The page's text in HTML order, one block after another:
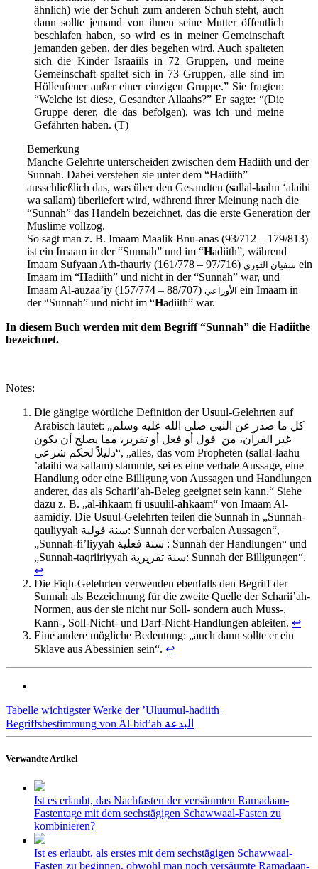
ähnlich) wie der Schuh zum anderen Schuh steht, auch
dann sollte jemand von ihnen seine Mutter öffentlich
beschlafen haben, so wird es in meiner Gemeinschaft
jemanden geben, der dies begehen wird. Auch spalteten
sich die Kinder Israaiils in 72 Gruppen, und meine
Gemeinschaft spaltet sich in 73 Gruppen, alle sind im
Höllenfeuer außer einer einzigen Gruppe.” Sie fragten:
“Welche ist diese, Gesandter Allaahs?” Er sagte: “(Die
Gruppe derer, die das befolgen), was ich und meine
Gefährten haben. (T)
Bemerkung
Manche Gelehrte unterscheiden zwischen dem Hadiith und der
Sunnah. Dabei verstehen sie unter dem “Hadiith”
ausschließlich das, was über den Gesandten (sallal-laahu ‘alaihi
wa sallam) überliefert wird, während ihrer Meinung nach die
“Sunnah” das Handeln bezeichnet, das die erste Generation der
Muslime vollzog.
So sagt man z. B. Imaam Maalik Bnu-anas (93/712 – 179/813)
ist ein Imaam in der “Sunnah” und im “Hadiith”, während
Imaam Sufyaan Ath-thauriy
سفيان الثوري
(97/716 – 161/778) ein
Imaam im “Hadiith” und nicht in der “Sunnah” war, und
Imaam Al-auzaa’iy
الأوزاعي
(88/707 – 157/774) ein Imaam in
der “Sunnah” und nicht im “Hadiith” war.
In diesem Buch werden mit dem Begriff “Sunnah” die Hadiithe
bezeichnet.
Notes:
Die gängige wörtliche Definition der Usuul-Gelehrten auf
Arabisch lautet: „كل ما صدر عن النبي صلى الله عليه وسلم
غير القرآن، من قول أو فعل أو تقرير، مما يصلح أن يكون
دليلاً لحكم شرعي“, „alles, das vom Propheten (sallal-laahu
’alaihi wa sallam) stammte, sei es eine verbale Aussage, eine
Handlung oder eine Billigung von Aussagen und Handlungen
anderer, das als Scharii’ah-Beleg geeignet sein kann.“ Siehe
dazu z. B. „al-ihkaam fi usuulil-ahkaam“ von Imaam Al-
aamidiy. Die Usuul-Gelehrten teilen die Sunnah in „Sunnah-
qauliyyah سنة قولية: Sunnah der verbalen Aus­sagen“,
„Sunnah-fi’liyyah سنة فعلية : Sunnah der Handlungen“ und
„Sunnah-taqriiriyyah سنة تقريرية: Sunnah der Billigungen“.
↩
Die Fiqh-Gelehrten verwenden ebenfalls den Begriff der
Sunnah als Bezeichnung für die zweite Quelle der Scharii’ah-
Normen, aus der sie nicht nur Soll- sondern auch Muss-,
Kann-, Soll-Nicht- und Darf-Nicht-Handlungen ableiten. ↩
Eine andere mögliche Bedeutung: „auch dann sollte er ein
Sklave aus Abessinien sein“. ↩
Tabelle wichtigster Werke der ‎’Uluumul-hadiith ‎
Begriffsbestimmung von Al-bid’ah البدعة
Verwandte Artikel
Ist es erlaubt, das Nachfasten der versäumten Ramadaan-
Fastentage mit dem sechstägigen Schawwaal-Fasten zu
kombinieren?
Ist es erlaubt, als erstes mit dem sechstägigen Schawwaal-
Fasten zu beginnen, obwohl man noch versäumte Ramadaan-